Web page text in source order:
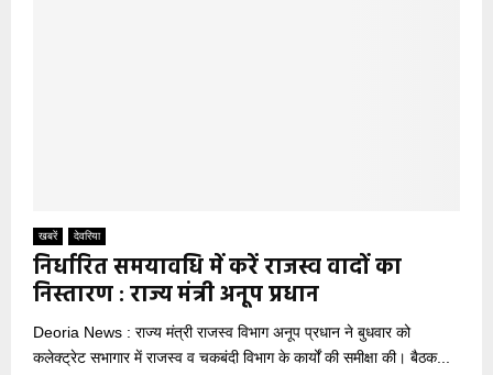
खबरें देवरिया
निर्धारित समयावधि में करें राजस्व वादों का
निस्तारण : राज्य मंत्री अनूप प्रधान
Deoria News : राज्य मंत्री राजस्व विभाग अनूप प्रधान ने बुधवार को
कलेक्ट्रेट सभागार में राजस्व व चकबंदी विभाग के कार्यों की समीक्षा की। बैठक...